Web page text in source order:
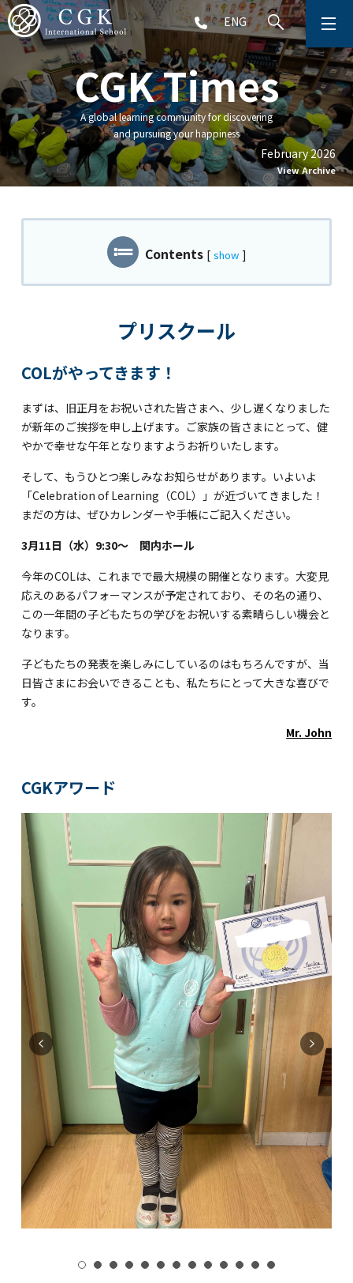
ENG
CGKについて
学校生活
プリスクール (2～5歳児)
初等部 (1～5年生)
高等部 (10～12年生)
アフタースクール (1～9年生)
お問い合わせ
SCHOOL NEWS
保育園用物件紹介
横浜市物件情報募集
馬車道校
TEL(JP): 045-222-6467
TEL(EN): 045-228-9397
CGK Times
A global learning community for discovering
and pursuing your happiness
February 2026
View Archive
Contents [ show ]
プリスクール
COLがやってきます！
まずは、旧正月をお祝いされた皆さまへ、少し遅くなりました
が新年のご挨拶を申し上げます。ご家族の皆さまにとって、健
やかで幸せな午年となりますようお祈りいたします。
そして、もうひとつ楽しみなお知らせがあります。いよいよ
「Celebration of Learning（COL）」が近づいてきました！
まだの方は、ぜひカレンダーや手帳にご記入ください。
3月11日（水）9:30～ 関内ホール
今年のCOLは、これまでで最大規模の開催となります。大変見
応えのあるパフォーマンスが予定されており、その名の通り、
この一年間の子どもたちの学びをお祝いする素晴らしい機会と
なります。
子どもたちの発表を楽しみにしているのはもちろんですが、当
日皆さまにお会いできることも、私たちにとって大きな喜びで
す。
Mr. John
CGKアワード